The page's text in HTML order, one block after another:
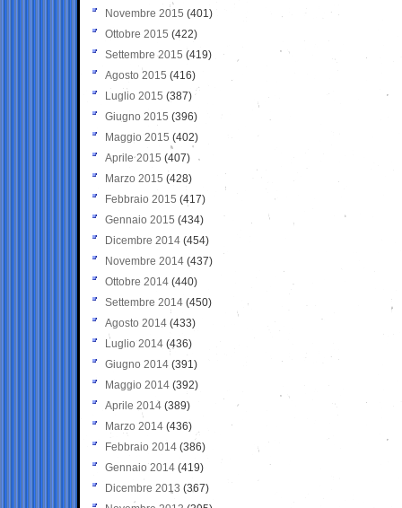
Novembre 2015 (401)
Ottobre 2015 (422)
Settembre 2015 (419)
Agosto 2015 (416)
Luglio 2015 (387)
Giugno 2015 (396)
Maggio 2015 (402)
Aprile 2015 (407)
Marzo 2015 (428)
Febbraio 2015 (417)
Gennaio 2015 (434)
Dicembre 2014 (454)
Novembre 2014 (437)
Ottobre 2014 (440)
Settembre 2014 (450)
Agosto 2014 (433)
Luglio 2014 (436)
Giugno 2014 (391)
Maggio 2014 (392)
Aprile 2014 (389)
Marzo 2014 (436)
Febbraio 2014 (386)
Gennaio 2014 (419)
Dicembre 2013 (367)